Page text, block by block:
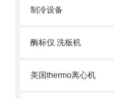
制冷设备
酶标仪 洗板机
美国thermo离心机